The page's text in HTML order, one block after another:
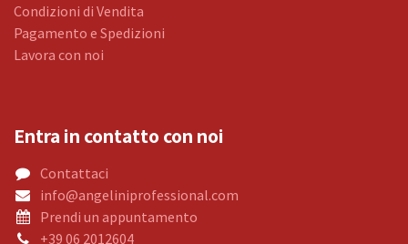
Condizioni di Vendita
Pagamento e Spedizioni
Lavora con noi
Entra in contatto con noi
Contattaci
info@angeliniprofessional.com
Prendi un appuntamento
+39 06 2012604